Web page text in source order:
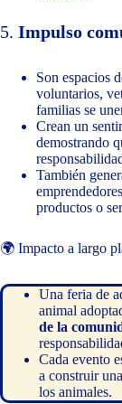
5. Impulso
Son espacios
voluntarios,
familias se
Crean un
demostrando
También
productos o
🌍 Impacto a largo
Una feria de
animal
de la
Cada evento
a construir
los animales.